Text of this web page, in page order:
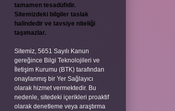
tamamen tesadüfidir.
Sitemizdeki bilgiler taslak
halindedir ve tavsiye niteliği
taşımazlar.
Sitemiz, 5651 Sayılı Kanun
gereğince Bilgi Teknolojileri ve
İletişim Kurumu (BTK) tarafından
onaylanmış bir Yer Sağlayıcı
olarak hizmet vermektedir. Bu
nedenle, sitedeki içerikleri proaktif
olarak denetleme veya araştırma